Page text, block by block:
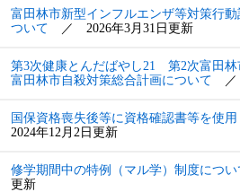
富田林市新型インフルエンザ等対策行
ついて
2026年3月31日更新
第3次健康とんだばやし21 第2次富田
富田林市自殺対策総合計画について
国保資格喪失後等に資格確認書等を使
2024年12月2日更新
修学期間中の特例（マル学）制度につい
更新